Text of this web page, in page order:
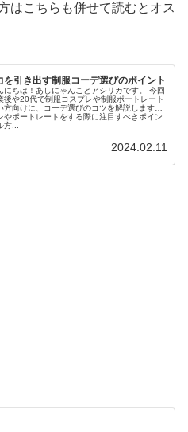
はこちらも併せて読むとオス
を引き出す制服コーデ選びのポイント
ちは！あしにゃんことアシリカです。 今回
後や20代で制服コスプレや制服ポートレート
方向けに、コーデ選びのコツを解説します！
やポートレートをする際に注目すべきポイン
方...
2024.02.11